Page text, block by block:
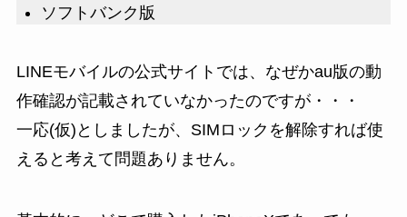
ソフトバンク版
LINEモバイルの公式サイトでは、なぜかau版の動
作確認が記載されていなかったのですが・・・
一応(仮)としましたが、SIMロックを解除すれば使
えると考えて問題ありません。